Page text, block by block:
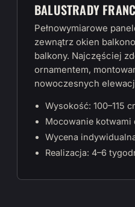
BALUSTRADY
Pełnowymiarowe
zewnątrz okien
balkony. Najczęściej
ornamentem,
nowoczesnych
Wysokość: 100–115
Mocowanie kotwami
Wycena
Realizacja: 4–6